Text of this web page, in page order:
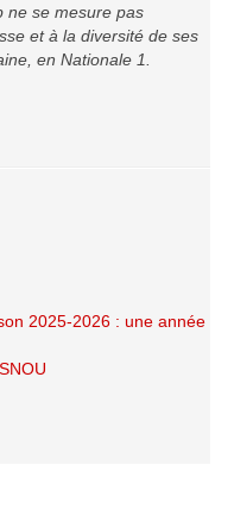
ne se mesure pas
et à la diversité de ses
en Nationale 1.
2025-2026 : une année